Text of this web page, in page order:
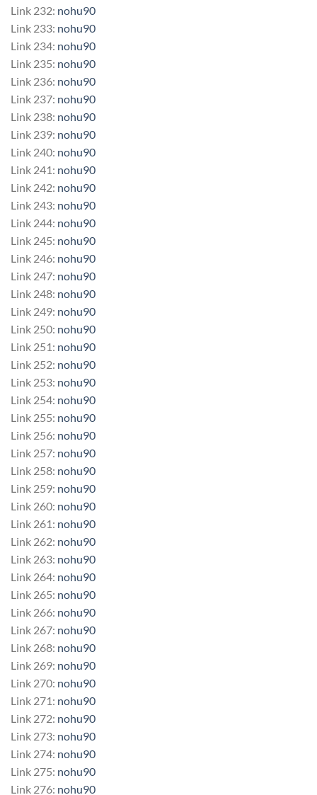
Link 232: nohu90
Link 233: nohu90
Link 234: nohu90
Link 235: nohu90
Link 236: nohu90
Link 237: nohu90
Link 238: nohu90
Link 239: nohu90
Link 240: nohu90
Link 241: nohu90
Link 242: nohu90
Link 243: nohu90
Link 244: nohu90
Link 245: nohu90
Link 246: nohu90
Link 247: nohu90
Link 248: nohu90
Link 249: nohu90
Link 250: nohu90
Link 251: nohu90
Link 252: nohu90
Link 253: nohu90
Link 254: nohu90
Link 255: nohu90
Link 256: nohu90
Link 257: nohu90
Link 258: nohu90
Link 259: nohu90
Link 260: nohu90
Link 261: nohu90
Link 262: nohu90
Link 263: nohu90
Link 264: nohu90
Link 265: nohu90
Link 266: nohu90
Link 267: nohu90
Link 268: nohu90
Link 269: nohu90
Link 270: nohu90
Link 271: nohu90
Link 272: nohu90
Link 273: nohu90
Link 274: nohu90
Link 275: nohu90
Link 276: nohu90